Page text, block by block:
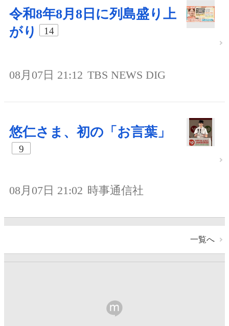
令和8年8月8日に列島盛り上
がり
14
08月07日 21:12 TBS NEWS DIG
悠仁さま、初の「お言葉」
9
08月07日 21:02 時事通信社
一覧へ